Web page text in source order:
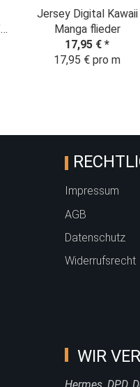
Jersey Digital Kawaii
Manga flieder
17,95 € *
17,95 € pro m
Impressum
AGB
Datenschutz
Widerrufsrecht
WIR